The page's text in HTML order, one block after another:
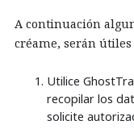
A continuación
créame, serán
Utilice
recopilar los
solicite